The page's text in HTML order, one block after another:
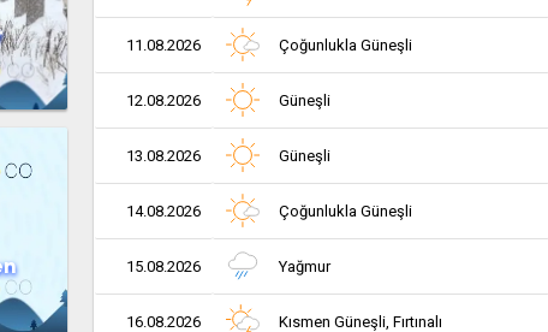
11.08.2026 Çoğunlukla Güneşli
12.08.2026 Güneşli
13.08.2026 Güneşli
14.08.2026 Çoğunlukla Güneşli
15.08.2026 Yağmur
16.08.2026 Kısmen Güneşli, Fırtınalı